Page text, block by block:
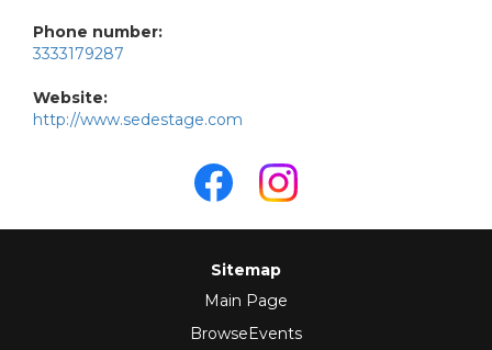
Phone number:
3333179287
Website:
http://www.sedestage.com
Sitemap
Main Page
BrowseEvents